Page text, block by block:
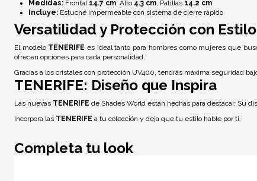
Medidas: Frontal 14.7 cm, Alto 4.3 cm, Patillas 14.2 cm
Incluye: Estuche impermeable con sistema de cierre rápido
Versatilidad y Protección con Estilo
El modelo TENERIFE es ideal tanto para hombres como mujeres que
ofrecen opciones para cada personalidad.
Gracias a los cristales con protección UV400, tendrás máxima seguridad
TENERIFE: Diseño que Inspira
Las nuevas TENERIFE de Shades World están hechas para destacar. Su
Incorpora las TENERIFE a tu colección y deja que tu estilo hable por ti.
Completa tu look